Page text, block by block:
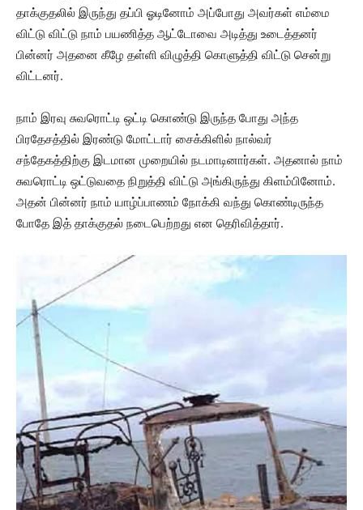
தாக்குதலில் இருந்து தப்பி ஓடினோம் அப்போது அவர்கள் எம்மை
விட்டு விட்டு நாம் பயணித்த ஆட்டோவை அடித்து உடைத்தனர்
பின்னர் அதனை கீழே தள்ளி விழுத்தி கொளுத்தி விட்டு சென்று
விட்டனர்.
நாம் இரவு சுவரொட்டி ஒட்டி கொண்டு இருந்த போது அந்த
பிரதேசத்தில் இரண்டு மோட்டார் சைக்கிளில் நால்வர்
சந்தேகத்திற்கு இடமான முறையில் நடமாடினார்கள். அதனால் நாம்
சுவரொட்டி ஒட்டுவதை நிறுத்தி விட்டு அங்கிருந்து கிளம்பினோம்.
அதன் பின்னர் நாம் யாழ்ப்பாணம் நோக்கி வந்து கொண்டிருந்த
போதே இத் தாக்குதல் நடைபெற்றது என தெரிவித்தார்.